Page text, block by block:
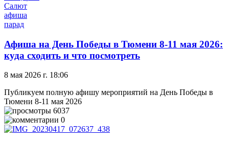
Салют
афиша
парад
Афиша на День Победы в Тюмени 8-11 мая 2026:
куда сходить и что посмотреть
8 мая 2026 г. 18:06
Публикуем полную афишу мероприятий на День Победы в
Тюмени 8-11 мая 2026
6037
0